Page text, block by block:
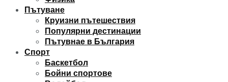
Пътуване
Круизни пътешествия
Популярни дестинации
Пътувнае в България
Спорт
Баскетбол
Бойни спортове